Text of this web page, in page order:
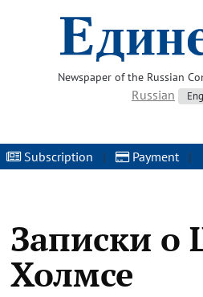
Newspaper of the Russian
Russian
Subscription | Payment |
Записки о
Холмсе